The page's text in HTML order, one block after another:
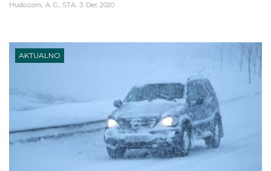
Hudo.com A. G., STA 3. Dec 2020
AKTUALNO